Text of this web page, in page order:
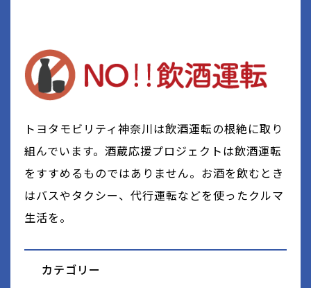
トヨタモビリティ神奈川は飲酒運転の根絶に取り
組んでいます。酒蔵応援プロジェクトは飲酒運転
をすすめるものではありません。お酒を飲むとき
はバスやタクシー、代行運転などを使ったクルマ
生活を。
カテゴリー